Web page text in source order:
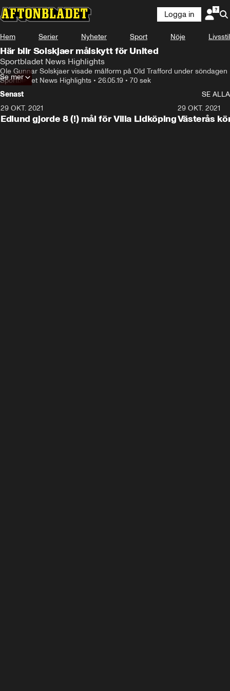
Logga in
Hem Serier Nyheter Sport Nöje Livsstil
Här blir Solskjaer målskytt för United
Sportbladet News Highlights
Ole Gunnar Solskjaer visade målform på Old Trafford under söndagen
Sportbladet News Highlights • 26.05.19 • 70 sek
Se mer
Senast
SE ALLA
29 OKT. 2021
Edlund gjorde 8 (!) mål för Villa Lidköping
29 OKT. 2021
Västerås